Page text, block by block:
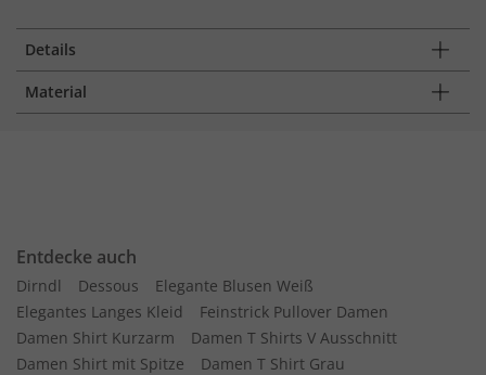
Details
Material
Entdecke auch
Dirndl Dessous
Elegante Blusen Weiß
Elegantes Langes Kleid
Feinstrick Pullover Damen
Damen Shirt Kurzarm
Damen T Shirts V Ausschnitt
Damen Shirt mit Spitze
Damen T Shirt Grau